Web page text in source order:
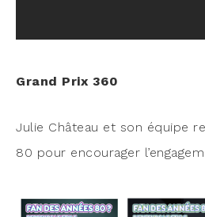
Grand Prix 360
Julie Châ­teau et son équipe
80 pour encou­ra­ger